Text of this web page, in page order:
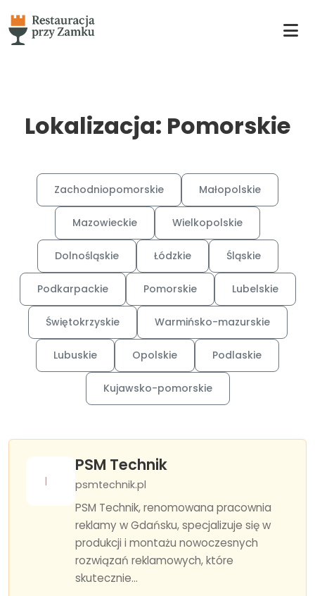
Lokalizacja: Pomorskie
Zachodniopomorskie Małopolskie
Mazowieckie Wielkopolskie
Dolnośląskie Łódzkie Śląskie
Podkarpackie Pomorskie Lubelskie
Świętokrzyskie Warmińsko-mazurskie
Lubuskie Opolskie Podlaskie
Kujawsko-pomorskie
PSM Technik
psmtechnik.pl
PSM Technik, renomowana pracownia
reklamy w Gdańsku, specjalizuje się w
produkcji i montażu nowoczesnych
rozwiązań reklamowych, które
skutecznie...